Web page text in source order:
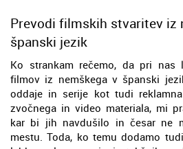
Prevodi filmskih stvaritev iz
španski jezik
Ko strankam rečemo, da pri nas
filmov iz nemškega v španski
oddaje in serije kot tudi
zvočnega in video materiala, mi
kar bi jih navdušilo in česar ne
mestu. Toda, ko temu dodamo